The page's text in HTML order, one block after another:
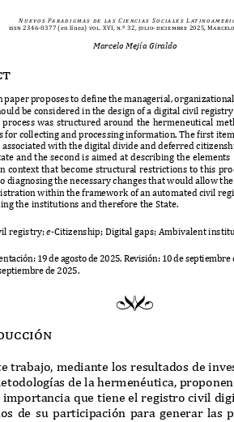
N u e v o s Pa r a d i g m a s d e l a s C i e n c i a s S o c i a l e s L at i n o a m e r i
issn 2346-0377(en línea) vol. XVI, n.º 32, julio-diciembre 2025,
Marcelo Mejía Giraldo
paper proposes to define the managerial,
be considered in the design ofa digital civil
processwas structured around the hermeneutical
for collecting and processing information. The first
with the digital divide and deferred
and the second is aimed at describing the elements
context that become structural restrictions to this
diagnosing the necessary changes thatwould allow
within theframework ofan automated civil
the institutions and therefore the State.
registry;e-Citizenship; Digital gaps; Ambivalent
ón: 19de agosto de 2025. Revisión: 10de septiembre
de 2025.
ef
ón
trabajo mediante los resultados de
ías de la hermenéutica,
importancia que tiene el registro civil
de su participación para generar las